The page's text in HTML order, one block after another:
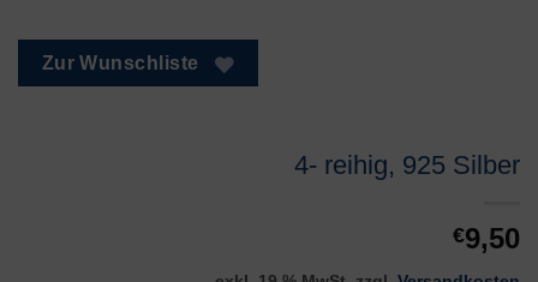
Zur Wunschliste
4- reihig, 925 Silber
€9,50